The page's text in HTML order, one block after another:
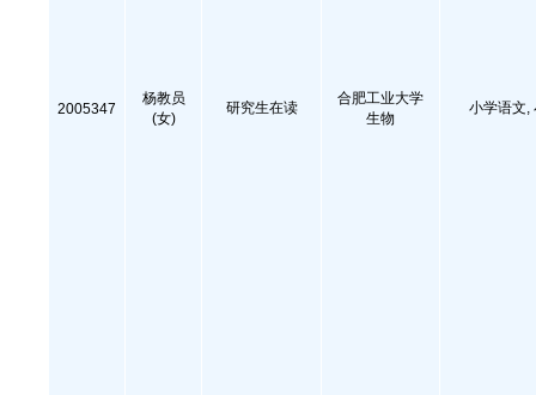
2005347
杨教员
(女)
研究生在读
合肥工业大学
生物
小学语文,